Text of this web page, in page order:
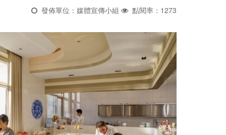
發佈單位：媒體宣傳小組 點閱率：1273